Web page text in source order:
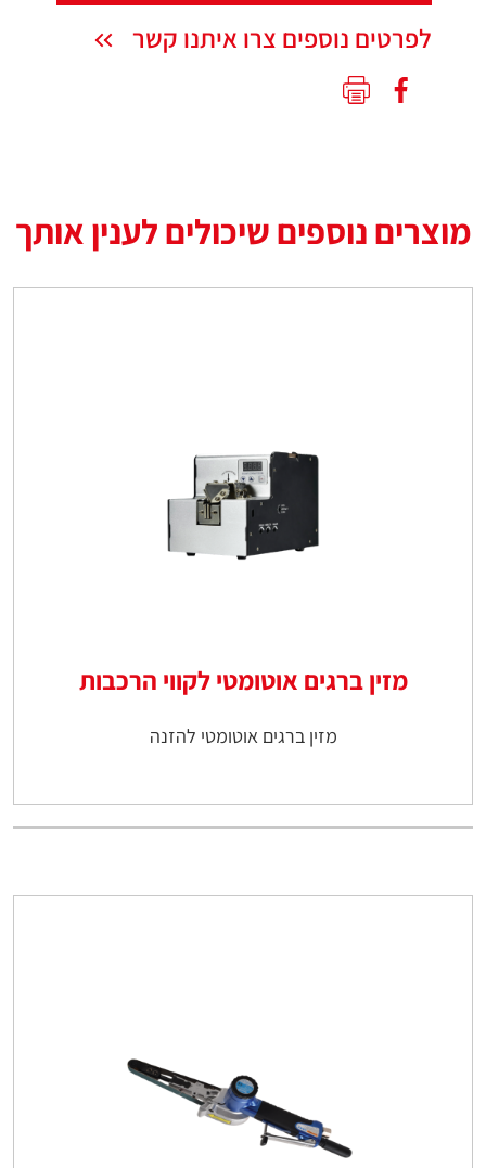
לפרטים נוספים צרו איתנו קשר
מוצרים נוספים שיכולים לענין אותך
מזין ברגים אוטומטי לקווי הרכבות
מזין ברגים אוטומטי להזנה